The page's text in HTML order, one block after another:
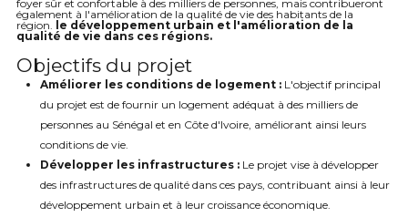
foyer sûr et confortable à des milliers de personnes, mais contribueront
également à l'amélioration de la qualité de vie des habitants de la
région. le développement urbain et l'amélioration de la
qualité de vie dans ces régions.
Objectifs du projet
Améliorer les conditions de logement :L'objectif principal
du projet est de fournir un logement adéquat à des milliers de
personnes au Sénégal et en Côte d'Ivoire, améliorant ainsi leurs
conditions de vie.
Développer les infrastructures :Le projet vise à développer
des infrastructures de qualité dans ces pays, contribuant ainsi à leur
développement urbain et à leur croissance économique.